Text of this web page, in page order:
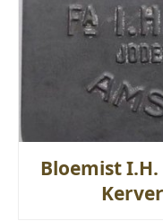
Bloemist I.H.